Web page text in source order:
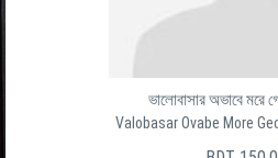
ভালোবাসার অভাবে মরে
Valobasar Ovabe More